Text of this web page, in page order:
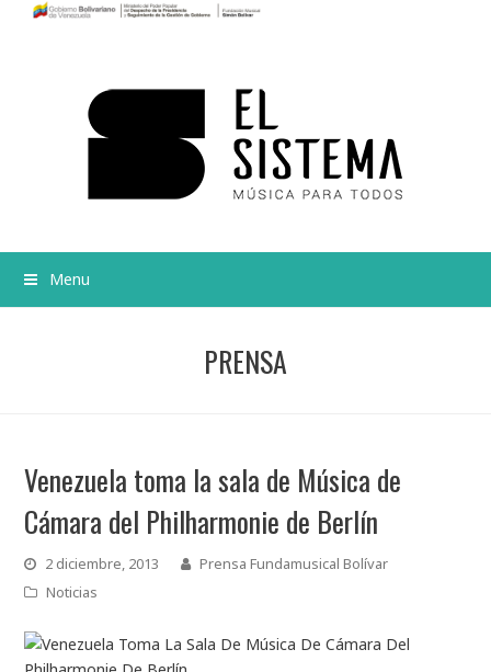
Menu
PRENSA
Venezuela toma la sala de Música de
Cámara del Philharmonie de Berlín
2 diciembre, 2013
Prensa Fundamusical Bolívar
Noticias